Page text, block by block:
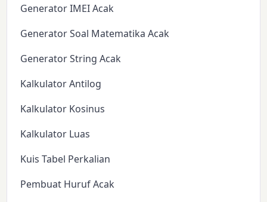
Generator IMEI Acak
Generator Soal Matematika Acak
Generator String Acak
Kalkulator Antilog
Kalkulator Kosinus
Kalkulator Luas
Kuis Tabel Perkalian
Pembuat Huruf Acak